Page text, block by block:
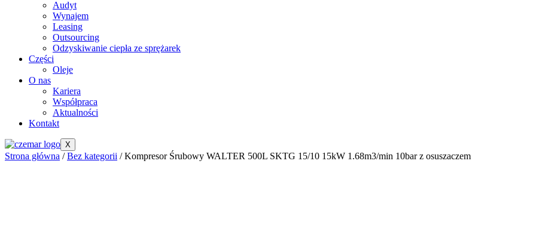
Audyt
Wynajem
Leasing
Outsourcing
Odzyskiwanie ciepła ze sprężarek
Części
Oleje
O nas
Kariera
Współpraca
Aktualności
Kontakt
X
Strona główna /Bez kategorii / Kompresor Śrubowy WALTER 500L SKTG 15/10 15kW 1.68m3/min 10bar z osuszaczem